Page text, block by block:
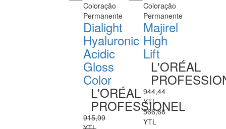
Coloração
Permanente
Dialight
Hyaluronic
Acidic
Gloss
Color
L'ORÉAL
PROFESSIONEL
915,99
Coloração
Permanente
Majirel
High
Lift
L'ORÉAL
944,44
YTL
566,66
YTL